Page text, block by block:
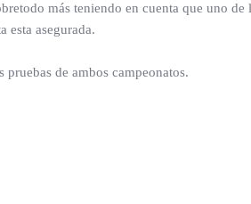
más teniendo en cuenta que uno
esta asegurada.
de ambos campeonatos.